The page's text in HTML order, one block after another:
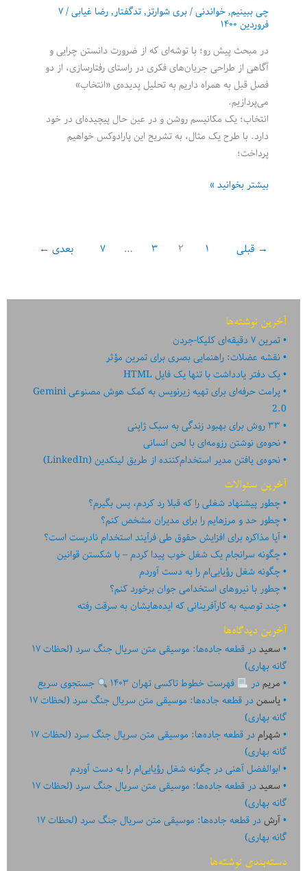
چی ببینیم,خواندنی/بری شوارتز,تدگفتار,رضا غیابی/۷
فروردین ۱۴۰۰
در مبحث پیش رو؛ با توشه‌ای که از ضرورت دانستن چرایی و
آگاهی از طراحی جریان‌های فکری در راستای رفتارسازی، از دو
فصل قبل به همراه داریم به تحلیل پدیده‌ی «انتخاب»
می‌پردازیم.
انتخاب؛ یک مکانیسم روشن و در عین حال پیچیده‌ای در خود
دارد. با طرح یک مثال، به تشریح این پارادوکس خواهیم
پرداخت؛
کتاب
–
پارادوکس
انتخاب
بیشتر بخوانید »
→ قبلی ۱ ۲ ۳ … ۷ بعدی ←
آخرین نوشته‌ها
تمرین ۷ دقیقه‌ای کلیکا-جردن
نقشه عضلات: راهنمایی بصری برای تمرین مؤثر
یک دفتر یادداشت با تنها یک فایل HTML
پرامت حرفه‌ای برای تهیه زیرنویس به کمک هوش مصنوعی Gemini
2.0
۳۳ روش برای بهبود زندگی به سبک ژاپنی
نحوه‌ی نوشتن رزومه‌ای با لحن انسانی
نحوه‌ی یافتن مدیر استخدام‌کننده از طریق لینکدین (LinkedIn)
آخرین سئوالات
چطور پیشنهاد شغلی را که قبلا رد کردم، پس بگیرم؟
چطور حد و مرزهایم را برای مدیران مشخص کنم؟
آیا مذاکره برای افزایش حقوق طی فرآیند استخدام نادرست است؟
چگونه سرانجام یک شغل خوب پیدا کردم – با شکستن قوانین
چگونه شغل رؤیایی‌ام را به دست آوردم
چطور با نیروهای استخدامی جوان برخورد کنم؟
چند توصیه به کارآفرینانی که ایده‏‏‌‏‏‌هایشان به سرقت رفته
آخرین دیدگاه‌ها
سعیددر
قطعه جاده‌ها: موسیقی متن سریال جنگ سرد (لحظات ۱۷
گانه بهاری)
مریمدر فهرست خطوط تاکسی تهران ۱۴۰۳
جستجوی سریع
یاسمندر
قطعه جاده‌ها: موسیقی متن سریال جنگ سرد (لحظات ۱۷
گانه بهاری)
شهرامدر
قطعه جاده‌ها: موسیقی متن سریال جنگ سرد (لحظات ۱۷
گانه بهاری)
ابوالفضل آهنیدرچگونه شغل رؤیایی‌ام را به دست آوردم
سعیددر
قطعه جاده‌ها: موسیقی متن سریال جنگ سرد (لحظات ۱۷
گانه بهاری)
آرشدر
قطعه جاده‌ها: موسیقی متن سریال جنگ سرد (لحظات ۱۷
گانه بهاری)
دسته‌بندی نوشته‌ها